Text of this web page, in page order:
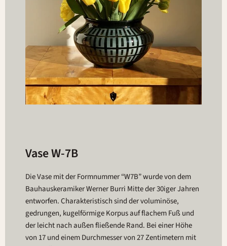
Vase W-7B
Die Vase mit der Formnummer “W7B” wurde von dem
Bauhauskeramiker Werner Burri Mitte der 30iger Jahren
entworfen. Charakteristisch sind der voluminöse,
gedrungen, kugelförmige Korpus auf flachem Fuß und
der leicht nach außen fließende Rand. Bei einer Höhe
von 17 und einem Durchmesser von 27 Zentimetern mit